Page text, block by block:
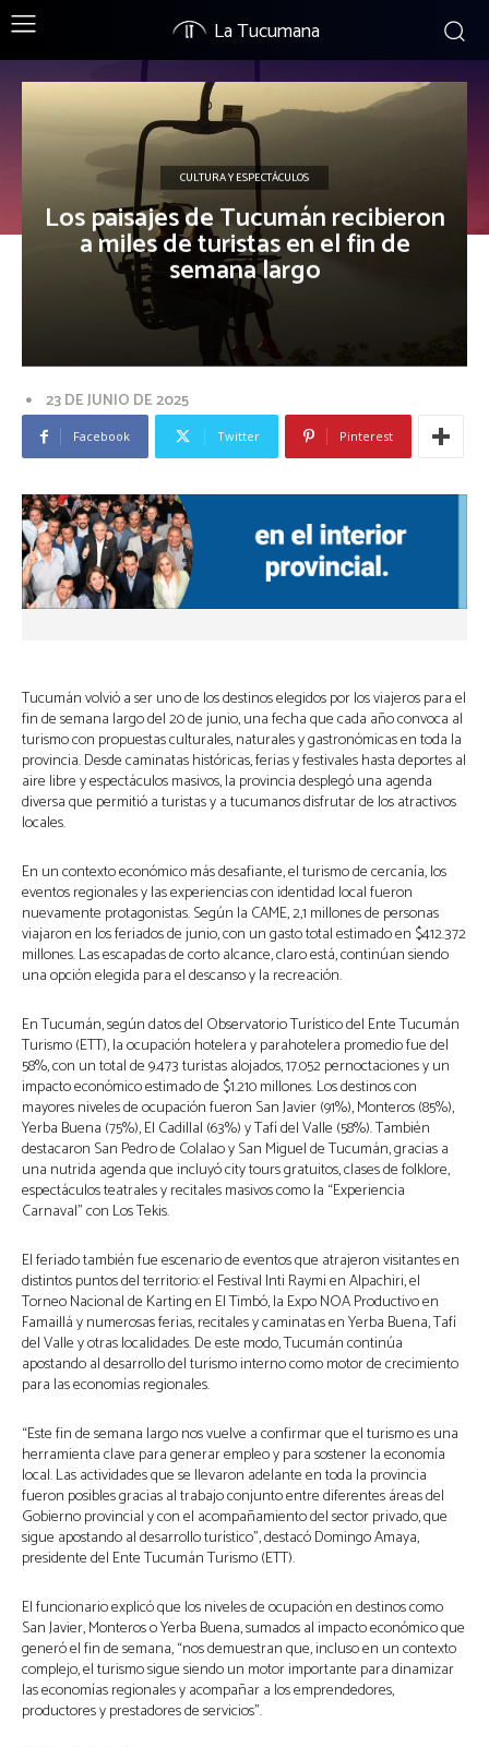
La Tucumana
CULTURA Y ESPECTÁCULOS
Los paisajes de Tucumán recibieron
a miles de turistas en el fin de
semana largo
23 DE JUNIO DE 2025
Facebook Twitter Pinterest
Tucumán volvió a ser uno de los destinos elegidos por los viajeros para el
fin de semana largo del 20 de junio, una fecha que cada año convoca al
turismo con propuestas culturales, naturales y gastronómicas en toda la
provincia. Desde caminatas históricas, ferias y festivales hasta deportes al
aire libre y espectáculos masivos, la provincia desplegó una agenda
diversa que permitió a turistas y a tucumanos disfrutar de los atractivos
locales.
En un contexto económico más desafiante, el turismo de cercanía, los
eventos regionales y las experiencias con identidad local fueron
nuevamente protagonistas. Según la CAME, 2,1 millones de personas
viajaron en los feriados de junio, con un gasto total estimado en $412.372
millones. Las escapadas de corto alcance, claro está, continúan siendo
una opción elegida para el descanso y la recreación.
En Tucumán, según datos del Observatorio Turístico del Ente Tucumán
Turismo (ETT), la ocupación hotelera y parahotelera promedio fue del
58%, con un total de 9.473 turistas alojados, 17.052 pernoctaciones y un
impacto económico estimado de $1.210 millones. Los destinos con
mayores niveles de ocupación fueron San Javier (91%), Monteros (85%),
Yerba Buena (75%), El Cadillal (63%) y Tafí del Valle (58%). También
destacaron San Pedro de Colalao y San Miguel de Tucumán, gracias a
una nutrida agenda que incluyó city tours gratuitos, clases de folklore,
espectáculos teatrales y recitales masivos como la “Experiencia
Carnaval” con Los Tekis.
El feriado también fue escenario de eventos que atrajeron visitantes en
distintos puntos del territorio: el Festival Inti Raymi en Alpachiri, el
Torneo Nacional de Karting en El Timbó, la Expo NOA Productivo en
Famaillá y numerosas ferias, recitales y caminatas en Yerba Buena, Tafí
del Valle y otras localidades. De este modo, Tucumán continúa
apostando al desarrollo del turismo interno como motor de crecimiento
para las economías regionales.
“Este fin de semana largo nos vuelve a confirmar que el turismo es una
herramienta clave para generar empleo y para sostener la economía
local. Las actividades que se llevaron adelante en toda la provincia
fueron posibles gracias al trabajo conjunto entre diferentes áreas del
Gobierno provincial y con el acompañamiento del sector privado, que
sigue apostando al desarrollo turístico”, destacó Domingo Amaya,
presidente del Ente Tucumán Turismo (ETT).
El funcionario explicó que los niveles de ocupación en destinos como
San Javier, Monteros o Yerba Buena, sumados al impacto económico que
generó el fin de semana, “nos demuestran que, incluso en un contexto
complejo, el turismo sigue siendo un motor importante para dinamizar
las economías regionales y acompañar a los emprendedores,
productores y prestadores de servicios”.